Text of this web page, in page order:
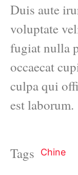
Duis aute
voluptate
fugiat nulla
occaecat
culpa qui
est laborum.
Tags Chine